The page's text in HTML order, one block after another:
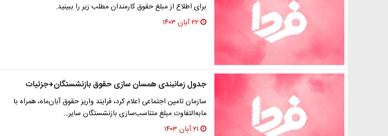
برای اطلاع از مبلغ حقوق کارمندان مطلب زیر را ببینید.
۲۲ آبان ۱۴۰۳
جدول زمانبندی همسان سازی حقوق بازنشستگان+جزئیات
سازمان تامین اجتماعی اعلام کرد، فرایند واریز حقوق آبان‌ماه، همراه با
مابه‌‌التفاوت مبلغ متناسب‌سازی بازنشستگان سایر…
۲۱ آبان ۱۴۰۳